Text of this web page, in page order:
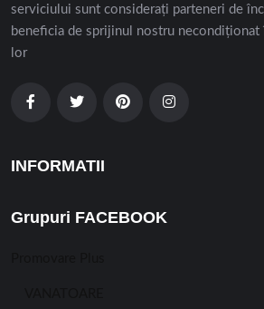
serviciului sunt considerați parteneri de
beneficia de sprijinul nostru
lor
INFORMATII
Grupuri FACEBOOK